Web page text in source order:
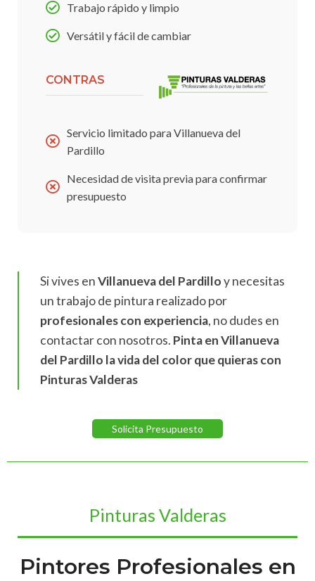
Trabajo rápido y limpio
Versátil y fácil de cambiar
CONTRAS
Servicio limitado para Villanueva del
Pardillo
Necesidad de visita previa para confirmar
presupuesto
Si vives enVillanueva del Pardilloy necesitas
un trabajo de pintura realizado por
profesionales con experiencia, no dudes en
contactar con nosotros. Pinta en Villanueva
del Pardillo la vida del color que quieras con
Pinturas Valderas
Solicita Presupuesto
Pinturas Valderas
Pintores Profesionales en